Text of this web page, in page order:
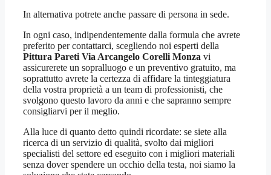
In alternativa potrete anche passare di persona in sede.
In ogni caso, indipendentemente dalla formula che avrete
preferito per contattarci, scegliendo noi esperti della
Pittura Pareti Via Arcangelo Corelli Monza vi
assicurerete un sopralluogo e un preventivo gratuito, ma
soprattutto avrete la certezza di affidare la tinteggiatura
della vostra proprietà a un team di professionisti, che
svolgono questo lavoro da anni e che sapranno sempre
consigliarvi per il meglio.
Alla luce di quanto detto quindi ricordate: se siete alla
ricerca di un servizio di qualità, svolto dai migliori
specialisti del settore ed eseguito con i migliori materiali
senza dover spendere un occhio della testa, noi siamo la